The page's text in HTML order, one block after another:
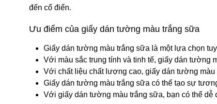
đến cổ điển.
Ưu điểm của giấy dán tường màu trắng sữa
Giấy dán tường màu trắng sữa là một lựa chọn
Với màu sắc trung tính và tinh tế, giấy dán tường
Với chất liệu chất lượng cao, giấy dán tường
Giấy dán tường màu trắng sữa có thể tạo sự
Với giấy dán tường màu trắng sữa, bạn có thể dễ